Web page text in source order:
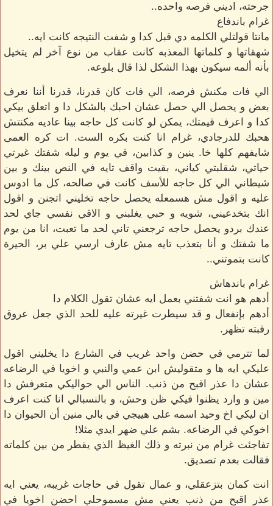
جرحته، اديني فرصه واحده..
غرام باندفاع
مانتا قولتلي الكلمه دي قبل كدا و شفت النتيجه كانت ايه..
شهقاتها و كلماتها المعذبه كانت عقاب من نوع آخر لم يتخيل
بأنه ألمه سيكون بهذا الشكل لذا قال بلوعه.
الي فات مكنش فرصه، الي فات كان قدرنا، قدرنا أننا نعرف
بعض و يحصل الي حصل عشان احبك بالشكل دا و اتعلق بيكي
كدا و اعرف قيمتك، يمكن لو كانت كل حاجه بينا عاديه مكنتش
هحبك للدرجادي، غرام انا كنت بكره الست. ات كره العمى
شايفهم كلها خا. ينين و كذابين، في يوم و ليله شفتك غيرتي
حياتي، شقلبتي كياني، بقيت واقف تايه في النص بينك و بين
شيطاني الي كل حاجه للأسف كانت في صالحه، كل ما ادوس
عليه و اقول مش هسمعله يحصل حاجه تخليني اتجنن و اقول
انك بتخدعيني، شويه و حبي يغلبني و الاقي نفسي جاي لحد
عندك بردو يحصل حاجه ترجعني تاني لحد ما تعبت، انا من يوم
ما شفتك و أنا بتعذب تايه مش عارف ارسي علي بر، الحيرة
كانت بتموتني..
غرام باندهاش
أدهم هو انت شفتني بعمل ايه عشان تقول الكلام دا
أدهم بإنفعال و قد سيطرت غيرته عليه للحد الذي جعل عروق
رقبته تظهر.
لما تترمي في حضن واحد غريب في الشارع دا يخليني اقول
عليكي ايه ها و متقوليش ابن عمي والنبي و اخويا في الرضاعه
عشان دا عذر اقبح من ذنب. الناس الي حواليكي متعرفش دا
مين و وارد يظنوا فيكي ظن وحش، و بالنسبالي انا كنت اعرف
ان ليكي اخ وحيد اسمه على هييجي في بالي منين أن الحيوان دا
اخوكي في الرضاعه. بشم علي ضهر ايدي مثلا!
تفاجئت غرام من نبرته و ذلك الغيظ الذي يقطر من بين كلماته
فقالت بعدم تصديق.
انت كمان بتزعقلي، و عمال تقول في حاجات غريبه، يعني ايه
عذر اقبح من ذنب يعني مش مسموحلي احضن اخويا في